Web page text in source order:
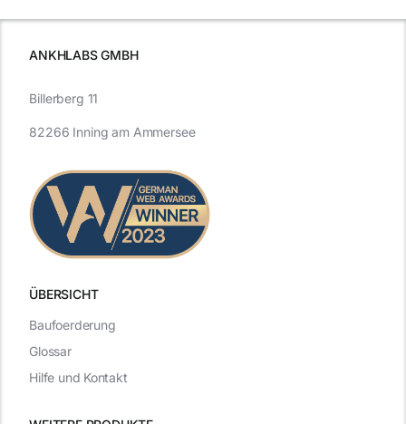
ANKHLABS GMBH
ÜBERSICHT
Billerberg 11
82266 Inning am Ammersee
Baufoerderung
Glossar
Hilfe und Kontakt